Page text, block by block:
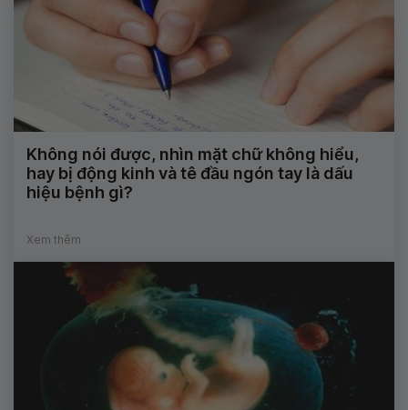
Không nói được, nhìn mặt chữ không hiểu,
hay bị động kinh và tê đầu ngón tay là dấu
hiệu bệnh gì?
Xem thêm